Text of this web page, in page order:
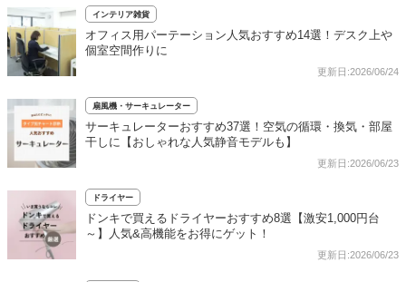
インテリア雑貨
オフィス用パーテーション人気おすすめ14選！デスク上や
個室空間作りに
更新日:2026/06/24
扇風機・サーキュレーター
サーキュレーターおすすめ37選！空気の循環・換気・部屋
干しに【おしゃれな人気静音モデルも】
更新日:2026/06/23
ドライヤー
ドンキで買えるドライヤーおすすめ8選【激安1,000円台
～】人気&高機能をお得にゲット！
更新日:2026/06/23